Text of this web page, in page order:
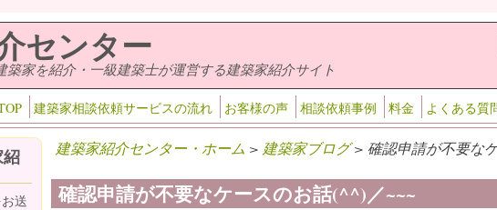
センター
築家を紹介・一級建築士が運営する建築家紹介サイト
建築家相談依頼サービスの流れ お客様の声 相談依頼事例 料金 よくある質
建築家紹介センター・ホーム > 建築家ブログ> 確認申請が不要な
確認申請が不要なケースのお話(^^)／~~~
送